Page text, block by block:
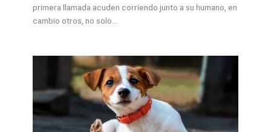
primera llamada acuden corriendo junto a su humano, en
cambio otros, no solo…